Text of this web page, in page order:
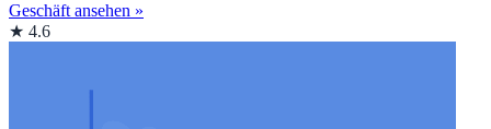
Geschäft ansehen »
★ 4.6